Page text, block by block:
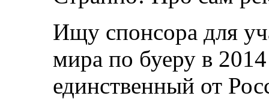
Ищу спонсора для
мира по буеру в
единственный от